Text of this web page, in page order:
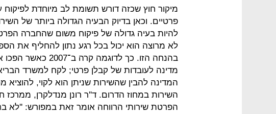
מיקור חוץ שכזה דורש תשומת לב מיוחדת לפיקוח
פרטיים. וכאן בדיוק הבעיה הגדולה ביותר של
להיות בעיה גדולה של פיקוח משום שהחברה
לא מרוצה הוא יכול בכל רגע נתון להחליף את
בהנחה הזו. כך
המדינה להבין שהשירות שניתן הוא לקוי,
השירות במחוז הדרום. ד''ר רונן מנדלקרן,
הפרטת שירותי הרווחה אומר זאת במפורש: ''לא